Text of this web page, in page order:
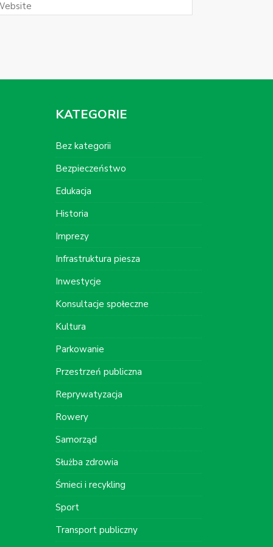
KATEGORIE
Bez kategorii
Bezpieczeństwo
Edukacja
Historia
Imprezy
Infrastruktura piesza
Inwestycje
Konsultacje społeczne
Kultura
Parkowanie
Przestrzeń publiczna
Reprywatyzacja
Rowery
Samorząd
Służba zdrowia
Śmieci i recykling
Sport
Transport publiczny